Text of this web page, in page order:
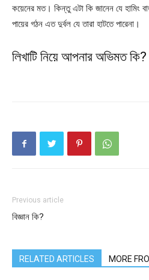
কয়েনের মত। কিন্তু এটা কি জানেন যে হামিং
পায়ের গঠন এত দুর্বল যে তারা হাটতে পারেনা।
লিখাটি নিয়ে আপনার অভিমত কি?
Previous article
বিজ্ঞান কি?
RELATED ARTICLES MORE